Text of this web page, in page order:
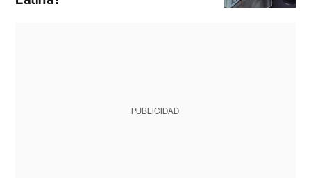
PUBLICIDAD